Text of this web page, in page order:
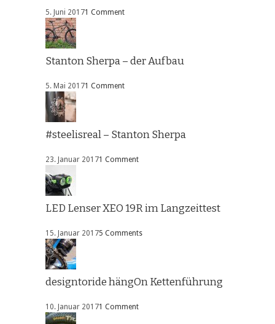
5. Juni 20171 Comment
Stanton Sherpa – der Aufbau
5. Mai 20171 Comment
#steelisreal – Stanton Sherpa
23. Januar 20171 Comment
LED Lenser XEO 19R im Langzeittest
15. Januar 20175 Comments
designtoride hängOn Kettenführung
10. Januar 20171 Comment